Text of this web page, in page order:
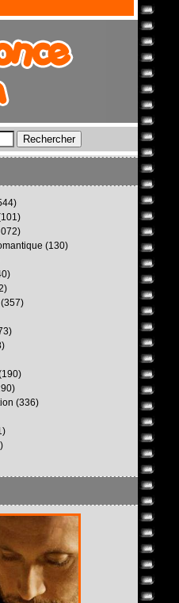
(130)
(357)
(336)